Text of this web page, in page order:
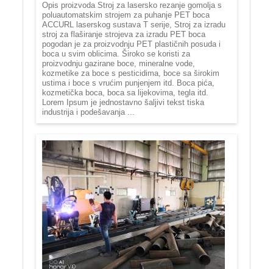
Opis proizvoda Stroj za lasersko rezanje gomolja s
poluautomatskim strojem za puhanje PET boca
ACCURL laserskog sustava T serije, Stroj za izradu
stroj za flaširanje strojeva za izradu PET boca
pogodan je za proizvodnju PET plastičnih posuda i
boca u svim oblicima. Široko se koristi za
proizvodnju gazirane boce, mineralne vode,
kozmetike za boce s pesticidima, boce sa širokim
ustima i boce s vrućim punjenjem itd. Boca pića,
kozmetička boca, boca sa lijekovima, tegla itd.
Lorem Ipsum je jednostavno šaljivi tekst tiska
industrija i podešavanja ...